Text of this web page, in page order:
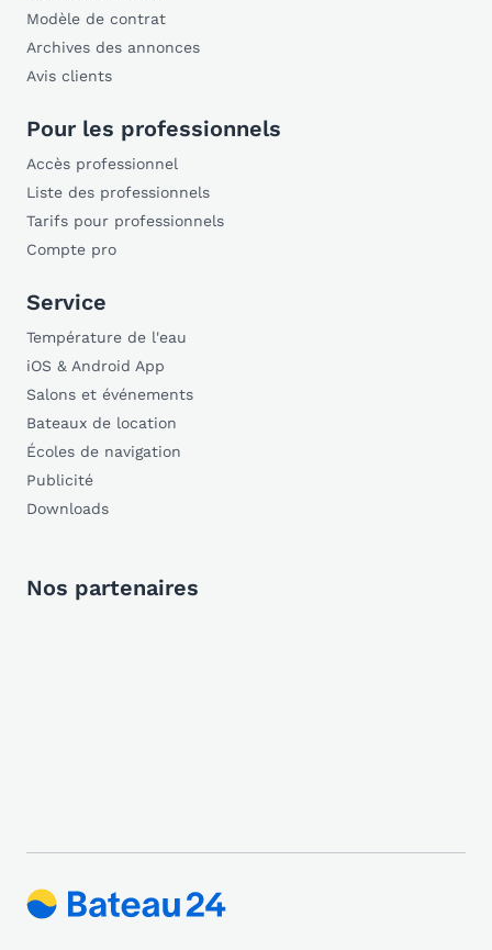
Modèle de contrat
Archives des annonces
Avis clients
Pour les professionnels
Accès professionnel
Liste des professionnels
Tarifs pour professionnels
Compte pro
Service
Température de l'eau
iOS & Android App
Salons et événements
Bateaux de location
Écoles de navigation
Publicité
Downloads
Nos partenaires